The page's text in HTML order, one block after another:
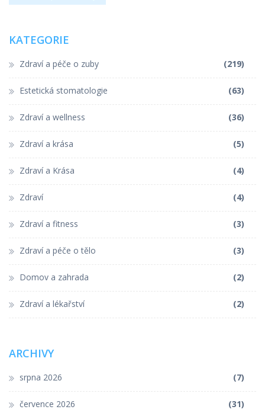
KATEGORIE
Zdraví a péče o zuby (219)
Estetická stomatologie (63)
Zdraví a wellness (36)
Zdraví a krása (5)
Zdraví a Krása (4)
Zdraví (4)
Zdraví a fitness (3)
Zdraví a péče o tělo (3)
Domov a zahrada (2)
Zdraví a lékařství (2)
ARCHIVY
srpna 2026 (7)
července 2026 (31)